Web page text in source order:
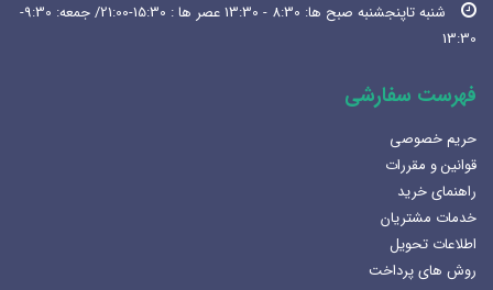
شنبه تاپنجشنبه صبح ها: 8:30 - 13:30 عصر ها : 15:30-21:00/ جمعه: 9:30-
13:30
فهرست سفارشی
حریم خصوصی
قوانین و مقررات
راهنمای خرید
خدمات مشتریان
اطلاعات تحویل
روش های پرداخت